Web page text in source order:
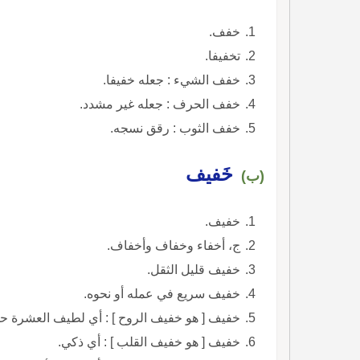
خفف.
تخفيفا.
خفف الشيء : جعله خفيفا.
خفف الحرف : جعله غير مشدد.
خفف الثوب : رقق نسجه.
(ب) خَفيف
خفيف.
ج، أخفاء وخفاف وأخفاف.
خفيف قليل الثقل.
خفيف سريع في عمله أو نحوه.
خفيف [ هو خفيف الروح ] : أي لطيف العشرة
خفيف [ هو خفيف القلب ] : أي ذكي.